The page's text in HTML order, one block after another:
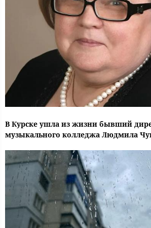
В Курске ушла из жизни бывший
музыкального колледжа Людмила